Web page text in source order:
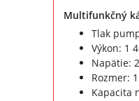
Multifunkčný
Tlak
Výkon: 1
Napätie:
Rozmer:
Kapacita